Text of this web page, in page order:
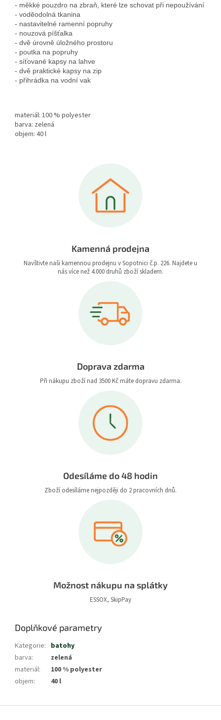
- měkké pouzdro na zbraň, které lze schovat při nepoužívání
- voděodolná tkanina
- nastavitelné ramenní popruhy
- nouzová píšťalka
- dvě úrovně úložného prostoru
- poutka na popruhy
- síťované kapsy na lahve
- dvě praktické kapsy na zip
- přihrádka na vodní vak
materiál: 100 % polyester
barva: zelená
objem: 40 l
Kamenná prodejna
Navštivte naši kamennou prodejnu v Sopotnici č.p. 226. Najdete u
nás více než 4.000 druhů zboží skladem.
Doprava zdarma
Při nákupu zboží nad 3500 Kč máte dopravu zdarma.
Odesíláme do 48 hodin
Zboží odesíláme nejpozději do 2 pracovních dnů.
Možnost nákupu na splátky
ESSOX, SkipPay
Doplňkové parametry
Kategorie: batohy
barva:
zelená
materiál:
100 % polyester
objem: 40 l